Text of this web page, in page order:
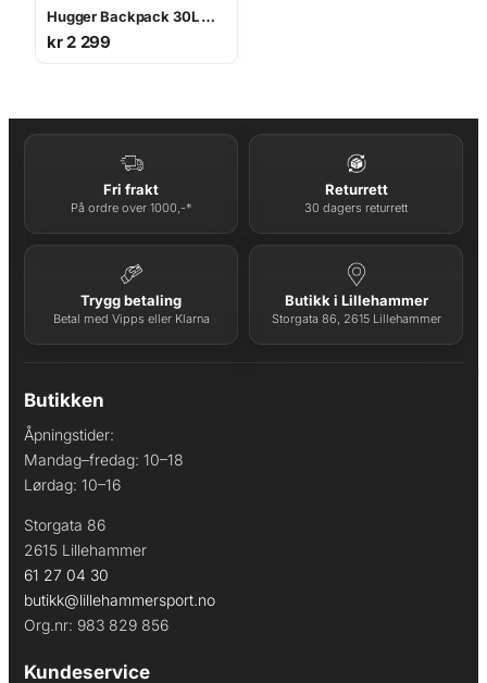
Hugger Backpack 30L AFFOGATO BROWN
kr2 299
Fri frakt
På ordre over 1000,-*
Returrett
30 dagers returrett
Trygg betaling
Betal med Vipps eller Klarna
Butikk i Lillehammer
Storgata 86, 2615 Lillehammer
Butikken
Åpningstider:
Mandag–fredag: 10–18
Lørdag: 10–16
Storgata 86
2615 Lillehammer
61 27 04 30
butikk@lillehammersport.no
Org.nr: 983 829 856
Kundeservice